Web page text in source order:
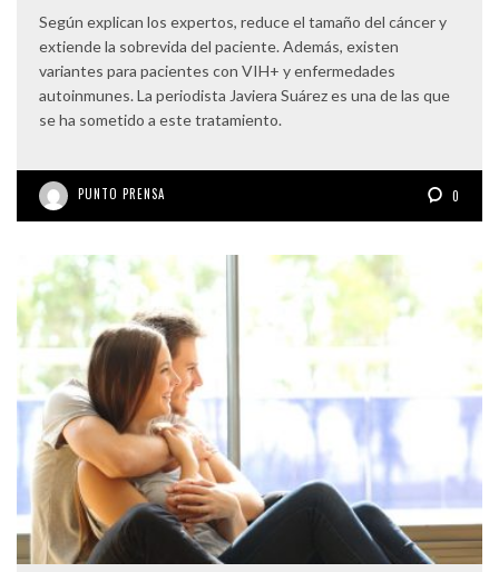
Según explican los expertos, reduce el tamaño del cáncer y
extiende la sobrevida del paciente. Además, existen
variantes para pacientes con VIH+ y enfermedades
autoinmunes. La periodista Javiera Suárez es una de las que
se ha sometido a este tratamiento.
PUNTO PRENSA 0